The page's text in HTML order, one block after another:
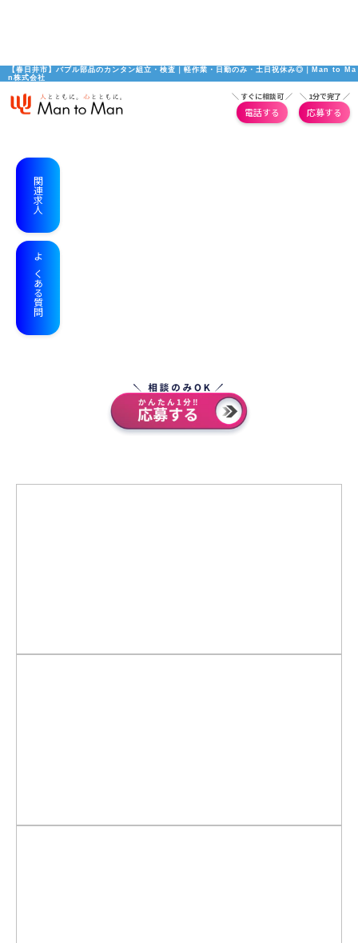
【春日井市】バブル部品のカンタン組立・検査｜軽作業・日勤のみ・土日祝休み◎｜Man to Ma
n株式会社
＼ すぐに相談可 ／
電話する
＼ 1分で完了 ／
応募する
関連求人
よくある質問